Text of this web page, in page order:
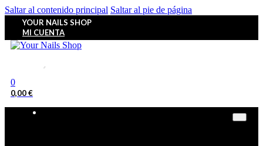
Saltar al contenido principal Saltar al pie de página
YOUR NAILS SHOP
MI CUENTA
0
0,00€